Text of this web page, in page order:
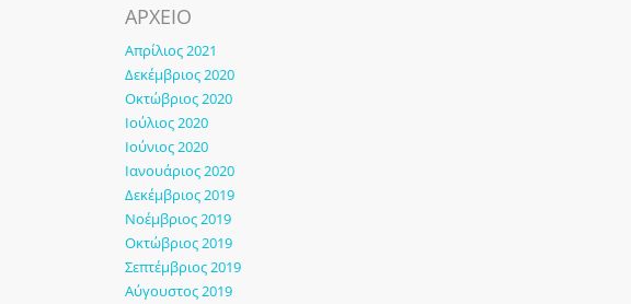
ΑΡΧΕΙΟ
Απρίλιος 2021
Δεκέμβριος 2020
Οκτώβριος 2020
Ιούλιος 2020
Ιούνιος 2020
Ιανουάριος 2020
Δεκέμβριος 2019
Νοέμβριος 2019
Οκτώβριος 2019
Σεπτέμβριος 2019
Αύγουστος 2019